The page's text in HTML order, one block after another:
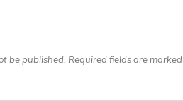
be published. Required fields are marked